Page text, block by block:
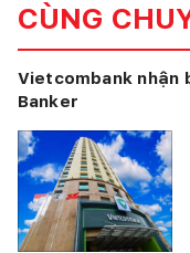
CÙNG
Vietcombank nhận
Banker